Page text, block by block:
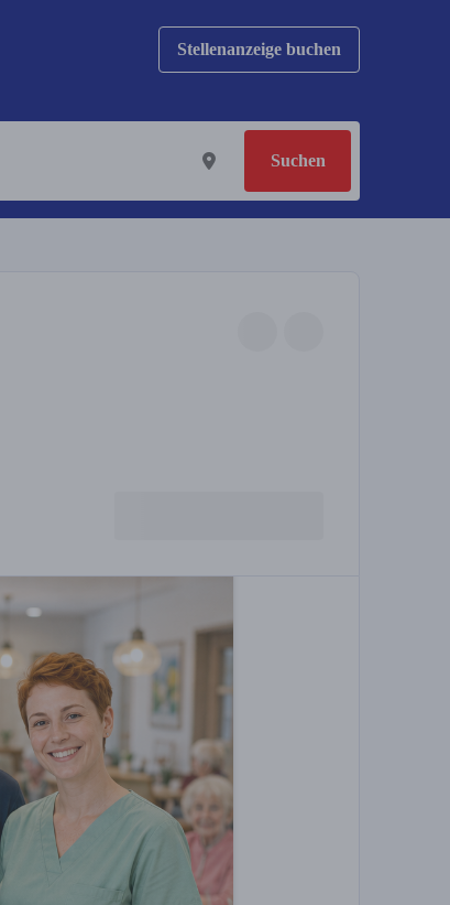
Stellenanzeige buchen
Suchen